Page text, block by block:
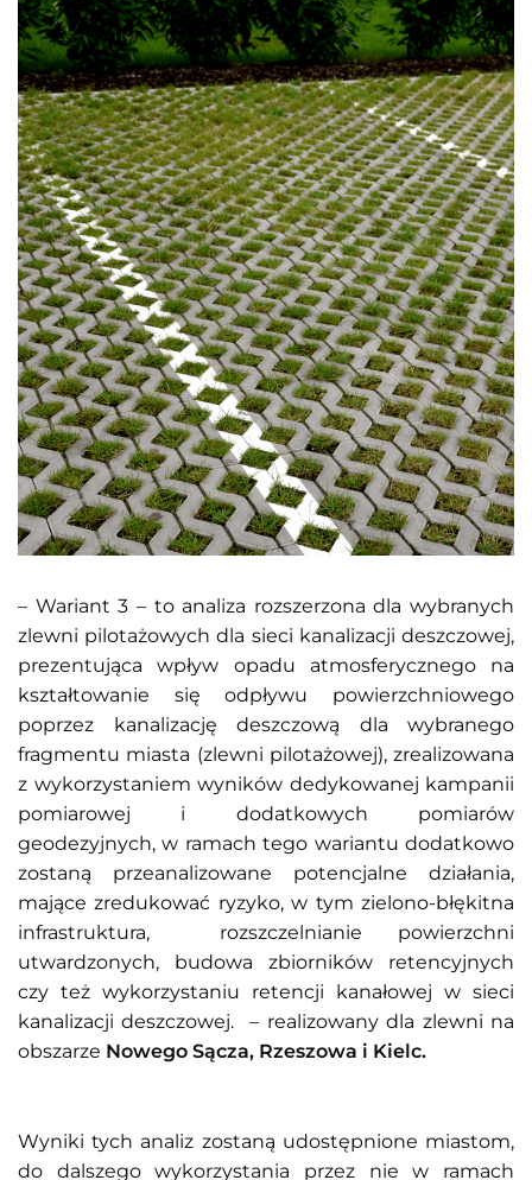
– Wariant 3 – to analiza rozszerzona dla wybranych
zlewni pilotażowych dla sieci kanalizacji deszczowej,
prezentująca wpływ opadu atmosferycznego na
kształtowanie się odpływu powierzchniowego
poprzez kanalizację deszczową dla wybranego
fragmentu miasta (zlewni pilotażowej), zrealizowana
z wykorzystaniem wyników dedykowanej kampanii
pomiarowej i dodatkowych pomiarów
geodezyjnych, w ramach tego wariantu dodatkowo
zostaną przeanalizowane potencjalne działania,
mające zredukować ryzyko, w tym zielono-błękitna
infrastruktura, rozszczelnianie powierzchni
utwardzonych, budowa zbiorników retencyjnych
czy też wykorzystaniu retencji kanałowej w sieci
kanalizacji deszczowej. – realizowany dla zlewni na
obszarze Nowego Sącza, Rzeszowa i Kielc.
Wyniki tych analiz zostaną udostępnione miastom,
do dalszego wykorzystania przez nie w ramach